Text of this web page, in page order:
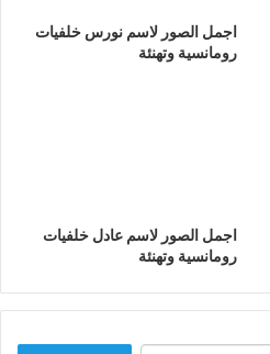
اجمل الصور لاسم نورس خلفيات
رومانسية وتهنئة
اجمل الصور لاسم عادل خلفيات
رومانسية وتهنئة